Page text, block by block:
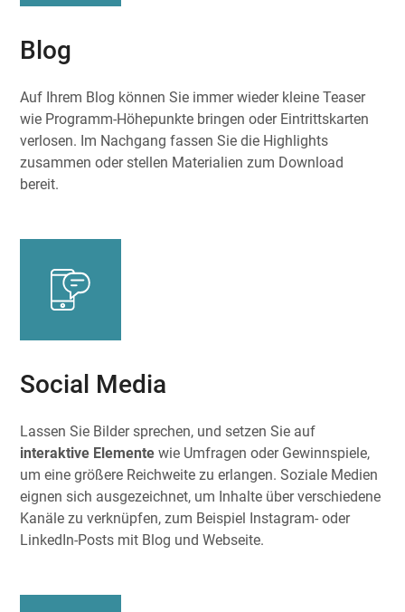
Blog
Auf Ihrem Blog können Sie immer wieder kleine Teaser
wie Programm-Höhepunkte bringen oder Eintrittskarten
verlosen. Im Nachgang fassen Sie die Highlights
zusammen oder stellen Materialien zum Download
bereit.
Social Media
Lassen Sie Bilder sprechen, und setzen Sie auf
interaktive Elemente wie Umfragen oder Gewinnspiele,
um eine größere Reichweite zu erlangen. Soziale Medien
eignen sich ausgezeichnet, um Inhalte über verschiedene
Kanäle zu verknüpfen, zum Beispiel Instagram- oder
LinkedIn-Posts mit Blog und Webseite.